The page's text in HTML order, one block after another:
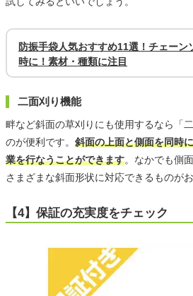
防振手袋人気おすすめ11選！チェーン
時に！素材・種類に注目
二面刈り機能
畔など斜面の草刈りにも使用するなら「
のが便利です。 斜面の上面と側面を同時
業を行なうことができます。なかでも側
さまざまな斜面形状に対応できるものがお
【4】保証の充実度をチェック